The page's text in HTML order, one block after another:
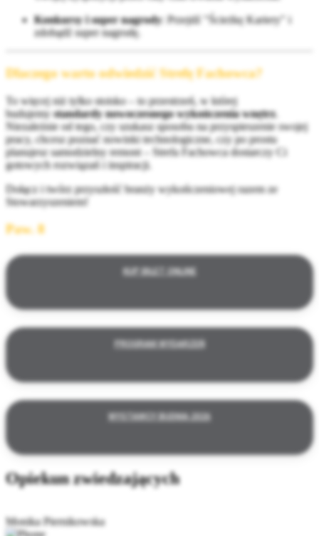
Konkursy i super nagrody: Przejdź "Ścieżkę Kariery" i
zdobądź super nagrodę.
Dlaczego warto odwiedzić Strefę Fachowca?
To więcej niż tylko stoisko – to przestrzeń, w której
budujemystandardy nowoczesnego wykończenia wnętrz.
Niezależnie od tego, czy szukasz sposobu na przyspieszenie swojej
pracy, chcesz poznać nowinki technologiczne, czy po prostu
planujesz samodzielny remont – Strefa Fachowca dostarczy Ci
gotowych rozwiązań i inspiracji.
Dołączi twórz przyszłość branży wykończeniowej razem ze
Stowarzyszeniem!
Paw. 8
KUP BILET ONLINE
PROGRAM WYDARZEŃ
WYSTAWCY BUDMA 2026
Opiekun zwiedzających
Monika Piernikowska